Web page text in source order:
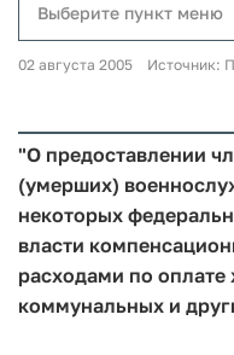
Выберите пункт меню
02 августа 2005 Источник:
"О предоставлении
(умерших)
некоторых
власти
расходами по
коммунальных и